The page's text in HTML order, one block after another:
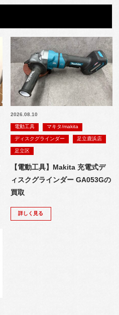
2026.08.10
電動工具 マキタ/makita
ディスクグラインダー 足立鹿浜店
足立区
【電動工具】Makita 充電式デ
ィスクグラインダー GA053Gの
買取
詳しく見る